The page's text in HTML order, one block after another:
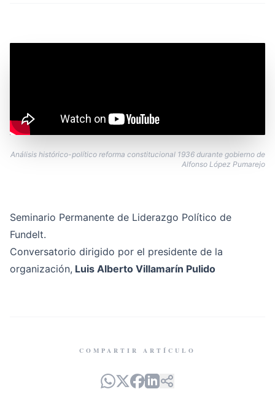
Análisis histórico-político reforma constitucional 1936 durante gobierno de
Alfonso López Pumarejo
Seminario Permanente de Liderazgo Político de
Fundelt.
Conversatorio dirigido por el presidente de la
organización, Luis Alberto Villamarín Pulido
COMPARTIR ARTÍCULO